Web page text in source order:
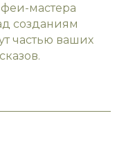
мастера
созданиям
частью ваших